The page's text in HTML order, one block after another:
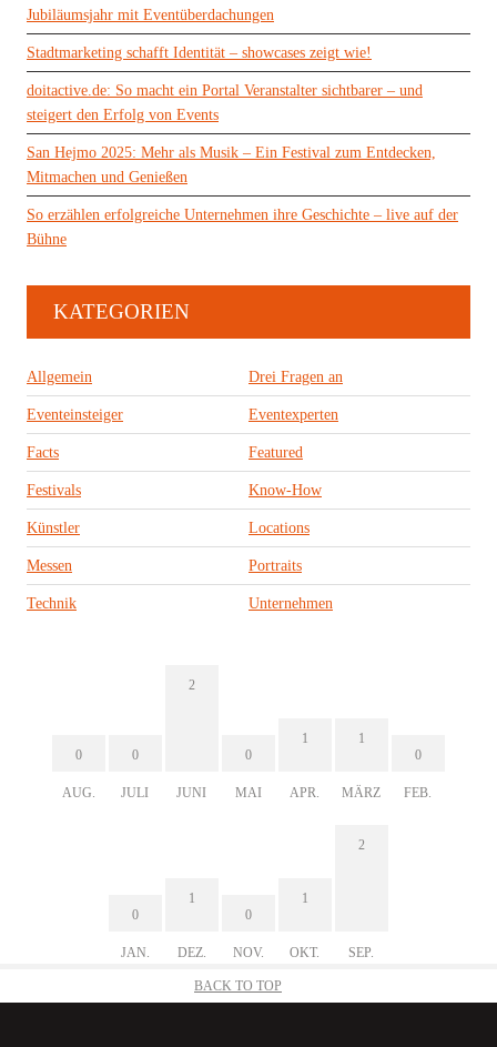
Jubiläumsjahr mit Eventüberdachungen
Stadtmarketing schafft Identität – showcases zeigt wie!
doitactive.de: So macht ein Portal Veranstalter sichtbarer – und
steigert den Erfolg von Events
San Hejmo 2025: Mehr als Musik – Ein Festival zum Entdecken,
Mitmachen und Genießen
So erzählen erfolgreiche Unternehmen ihre Geschichte – live auf der
Bühne
KATEGORIEN
Allgemein Drei Fragen an
Eventeinsteiger Eventexperten
Facts Featured
Festivals Know-How
Künstler Locations
Messen Portraits
Technik Unternehmen
0
AUG.
0
JULI
2
JUNI
0
MAI
1
APR.
1
MÄRZ
0
FEB.
0
JAN.
1
DEZ.
0
NOV.
1
OKT.
2
SEP.
BACK TO TOP